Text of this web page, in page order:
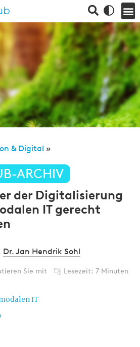
& Digital »
ARCHIV
der Digitalisierung
IT gerecht
Dr. Jan Hendrik Sohl
Sie mit Lesezeit: 7 Minuten
IT